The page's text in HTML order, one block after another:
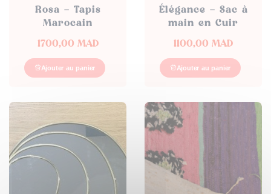
Rosa – Tapis
Marocain
1700,00 MAD
Ajouter au panier
Élégance – Sac à
main en Cuir
1100,00 MAD
Ajouter au panier